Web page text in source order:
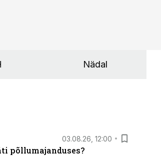
Nädal
03.08.26, 12:00
põllumajanduses?